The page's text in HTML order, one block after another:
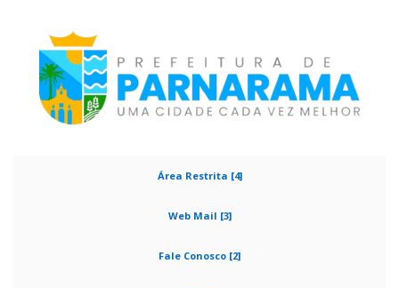
Área Restrita [4]
Web Mail [3]
Fale Conosco [2]